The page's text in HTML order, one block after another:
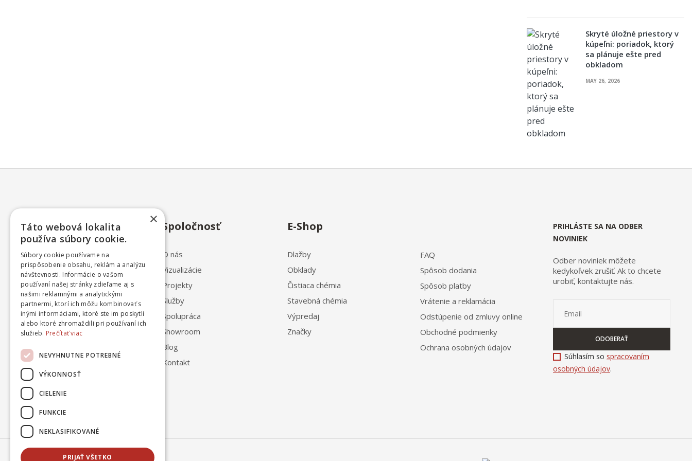
Skryté úložné priestory v
kúpeľni: poriadok, ktorý
sa plánuje ešte pred
obkladom
MAY 26, 2026
0908 102 022
8:00 - 17:00
Spoločnosť
O nás
Vizualizácie
Projekty
Služby
Spolupráca
Showroom
Blog
Kontakt
E-Shop
Dlažby
Obklady
Čistiaca chémia
Stavebná chémia
Výpredaj
Značky
FAQ
Spôsob dodania
Spôsob platby
Vrátenie a reklamácia
Odstúpenie od zmluvy online
Obchodné podmienky
Ochrana osobných údajov
PRIHLÁSTE SA NA ODBER
NOVINIEK
Odber noviniek môžete
kedykoľvek zrušiť. Ak to chcete
urobiť, kontaktujte nás.
ODOBERAŤ
Súhlasím so spracovaním
osobných údajov.
×
Táto webová lokalita
používa súbory cookie.
Súbory cookie používame na
prispôsobenie obsahu, reklám a analýzu
návštevnosti. Informácie o vašom
používaní našej stránky zdieľame aj s
našimi reklamnými a analytickými
partnermi, ktorí ich môžu kombinovať s
inými informáciami, ktoré ste im poskytli
alebo ktoré zhromaždili pri používaní ich
služieb. Prečítať viac
NEVYHNUTNE POTREBNÉ
VÝKONNOSŤ
CIELENIE
FUNKCIE
NEKLASIFIKOVANÉ
PRIJAŤ VŠETKO